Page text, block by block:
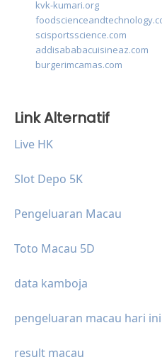
kvk-kumari.org
scisportsscience.com
addisababacuisineaz.com
burgerimcamas.com
Link Alternatif
Live HK
Slot Depo 5K
Pengeluaran Macau
Toto Macau 5D
data kamboja
pengeluaran macau hari ini
result macau